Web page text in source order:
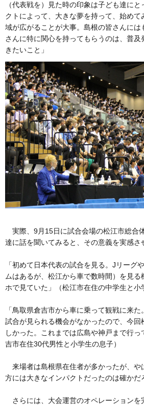
（代表戦を）見た時の印象は子ども達に
クトによって、大きな夢を持って、始め
域が広がることが大事。島根の皆さんには
さんに特に関心を持ってもらうのは、普
きたいこと」
実際、9月15日に試合会場の松江市総合
達に話を聞いてみると、その意義を実感さ
「初めて日本代表の試合を見る。Jリーグ
ムはあるが、松江から車で数時間）を見
ホで見ていた」（松江市在住の中学生と小
「鳥取県倉吉市から車に乗って観戦に来
試合が見られる機会がなかったので、今
しかった。これまでは広島や神戸まで行
吉市在住30代男性と小学生の息子）
来場者は島根県在住者が多かったが、や
方には大きなインパクトだったのは確かだ
さらには、大会運営のオペレーションを